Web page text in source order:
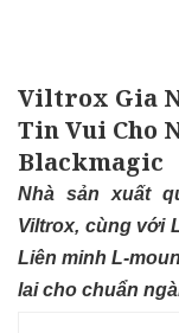
Viltrox Gia
Tin Vui Cho
Blackmagic
Nhà sản xuất
Viltrox, cùng với
Liên minh
lai cho chuẩn